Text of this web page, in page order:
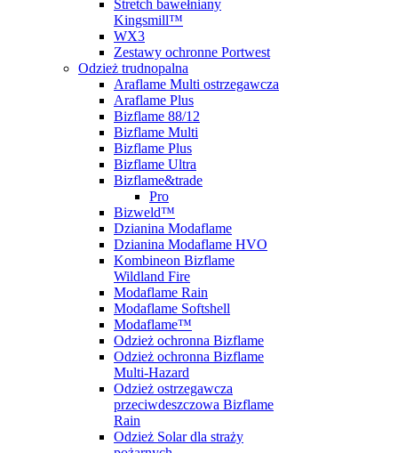
Stretch bawełniany
Kingsmill™
WX3
Zestawy ochronne Portwest
Odzież trudnopalna
Araflame Multi ostrzegawcza
Araflame Plus
Bizflame 88/12
Bizflame Multi
Bizflame Plus
Bizflame Ultra
Bizflame&trade
Pro
Bizweld™
Dzianina Modaflame
Dzianina Modaflame HVO
Kombineon Bizflame
Wildland Fire
Modaflame Rain
Modaflame Softshell
Modaflame™
Odzież ochronna Bizflame
Odzież ochronna Bizflame
Multi-Hazard
Odzież ostrzegawcza
przeciwdeszczowa Bizflame
Rain
Odzież Solar dla straży